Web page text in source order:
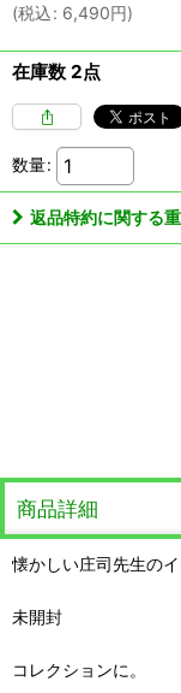
(税込: 6,490円)
在庫数 2点
数量:
返品特約に関する
商品詳細
懐かしい庄司先生の
未開封
コレクションに。